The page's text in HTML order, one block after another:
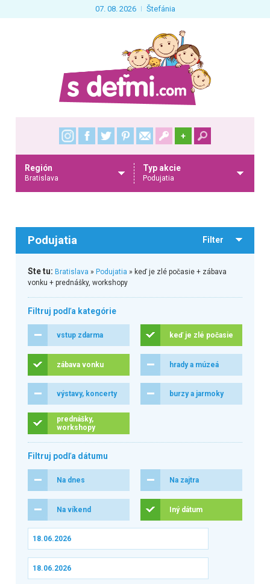
07. 08. 2026 Štefánia
+
Región
Bratislava
Typ akcie
Podujatia
Podujatia Filter
Ste tu: Bratislava » Podujatia » keď je zlé počasie + zábava
vonku + prednášky, workshopy
Filtruj podľa kategórie
vstup zdarma keď je zlé počasie
zábava vonku hrady a múzeá
výstavy, koncerty burzy a jarmoky
prednášky,
workshopy
Filtruj podľa dátumu
Na dnes Na zajtra
Na víkend Iný dátum